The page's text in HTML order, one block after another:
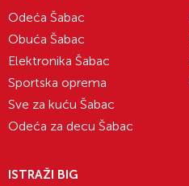
Odeća Šabac
Obuća Šabac
Elektronika Šabac
Sportska oprema
Sve za kuću Šabac
Odeća za decu Šabac
ISTRAŽI BIG